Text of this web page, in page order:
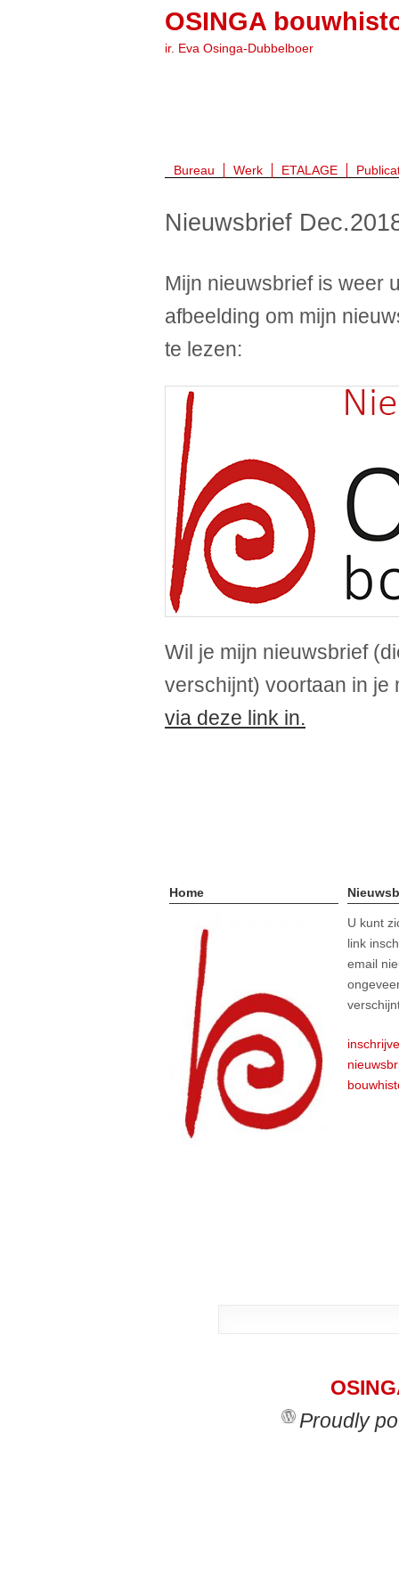
OSINGA
ir. Eva Osinga-Dubbelboer
Bureau Werk ETALAGE
Nieuwsbrief
Mijn nieuwsbrief is weer
afbeelding om mijn
te lezen:
Wil je mijn nieuwsbrief
verschijnt) voortaan in
via deze link in.
Home
U kunt
link
email
Proudly